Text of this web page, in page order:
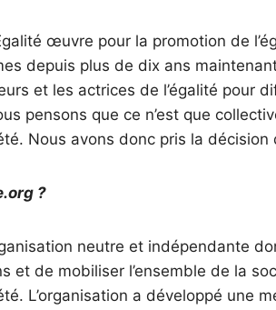
œuvre pour la promotion de
depuis plus de dix ans
et les actrices de l’égalité pour
pensons que ce n’est que
Nous avons donc pris la décision
?
neutre et indépendante
et de mobiliser l’ensemble de la
L’organisation a développé une